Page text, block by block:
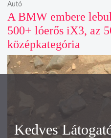
A BMW embere
500+ lóerős iX3, az
középkategória
Autó
Kedves